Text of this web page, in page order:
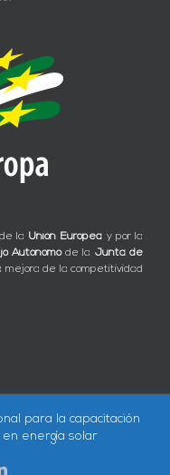
la Unión Europea y por la
Autónomode la Junta de
mejora de la competitividad
para la capacitación
en energía solar
LinkedIn